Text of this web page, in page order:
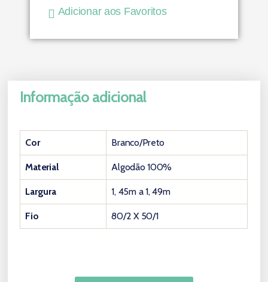
Adicionar aos Favoritos
Informação adicional
Cor Branco/Preto
Material Algodão 100%
Largura 1, 45m a 1, 49m
Fio 80/2 X 50/1